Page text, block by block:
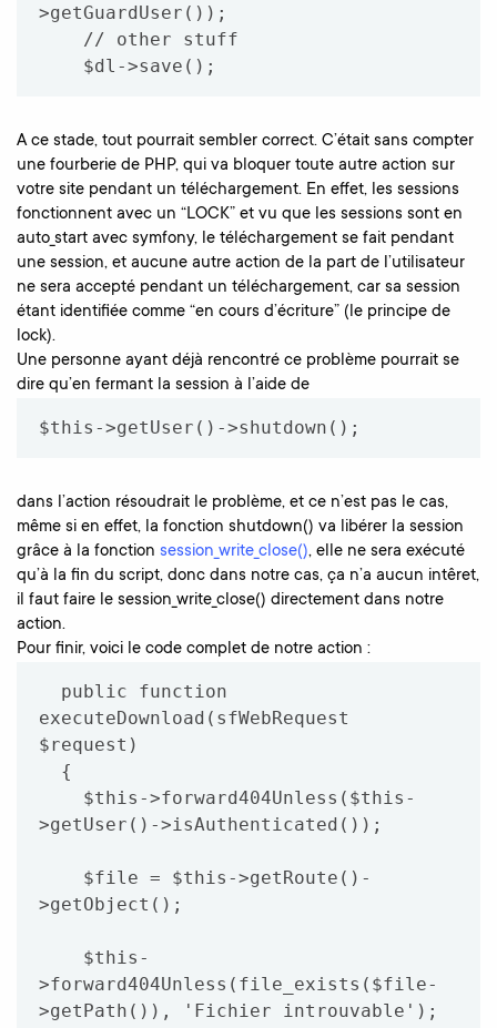
>getGuardUser());
A ce stade, tout pourrait sembler correct. C’était sans compter
une fourberie de PHP, qui va bloquer toute autre action sur
votre site pendant un téléchargement. En effet, les sessions
fonctionnent avec un “LOCK” et vu que les sessions sont en
auto_start avec symfony, le téléchargement se fait pendant
une session, et aucune autre action de la part de l’utilisateur
ne sera accepté pendant un téléchargement, car sa session
étant identifiée comme “en cours d’écriture” (le principe de
lock).
Une personne ayant déjà rencontré ce problème pourrait se
dire qu’en fermant la session à l’aide de
$this->getUser()->shutdown();
dans l’action résoudrait le problème, et ce n’est pas le cas,
même si en effet, la fonction shutdown() va libérer la session
grâce à la fonction session_write_close(), elle ne sera exécuté
qu’à la fin du script, donc dans notre cas, ça n’a aucun intêret,
il faut faire le session_write_close() directement dans notre
action.
Pour finir, voici le code complet de notre action :
executeDownload(sfWebRequest
$request)
>getUser()->isAuthenticated());
>getObject();
>forward404Unless(file_exists($file-
>getPath()), 'Fichier introuvable');